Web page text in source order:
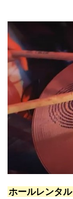
ホールレンタ